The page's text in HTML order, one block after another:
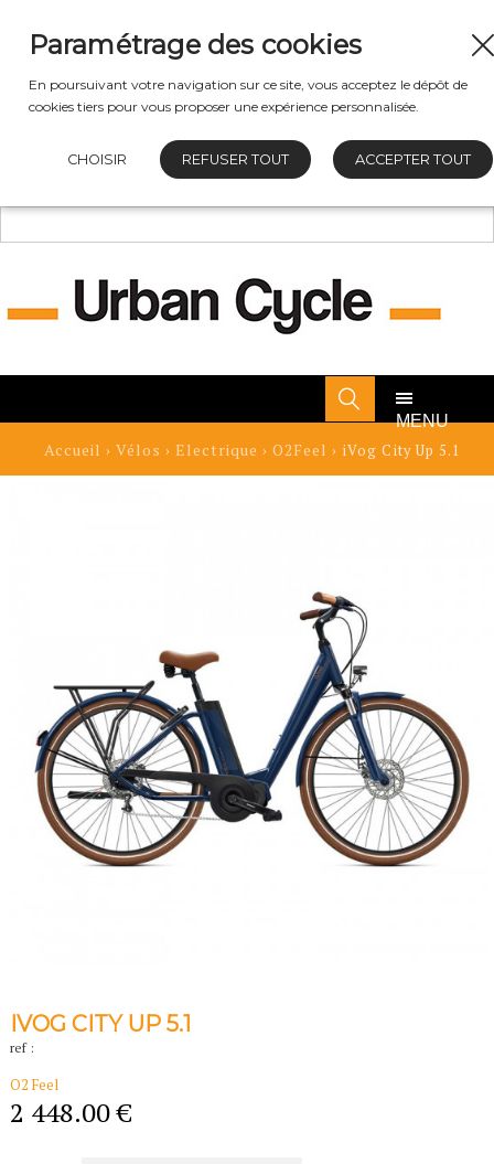
MENU
Accueil › Vélos › Electrique › O2Feel › iVog City Up 5.1
IVOG CITY UP 5.1
ref :
O2 Feel
2 448.00 €
Paramétrage des cookies
En poursuivant votre navigation sur ce site, vous acceptez le dépôt de
cookies tiers pour vous proposer une expérience personnalisée.
CHOISIR REFUSER TOUT ACCEPTER TOUT